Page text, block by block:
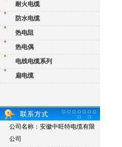
耐火电缆
防水电缆
热电阻
热电偶
电线电缆系列
扁电缆
公司名称：安徽中旺特电缆有限
公司